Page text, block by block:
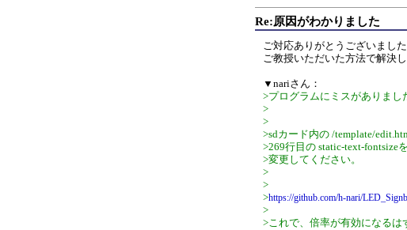
Re:原因がわかりました
ご対応ありがとうございました
ご教授いただいた方法で解決し
▼nariさん：
>プログラムにミスがありまし
>
>
>sdカード内の /template/
>269行目の static-text-fontsize
>変更してください。
>
>
>https://github.com/h-nari/
>
>これで、倍率が有効になるは